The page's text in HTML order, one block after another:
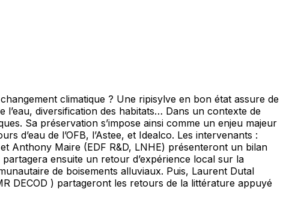
climatique ? Une ripisylve en bon état assure de
l’eau, diversification des habitats… Dans un contexte de
Sa préservation s’impose ainsi comme un enjeu majeur
d’eau de l’OFB, l’Astee, et Idealco. Les intervenants :
Anthony Maire (EDF R&D, LNHE) présenteront un bilan
ensuite un retour d’expérience local sur la
de boisements alluviaux. Puis, Laurent Dutal
DECOD ) partageront les retours de la littérature appuyé